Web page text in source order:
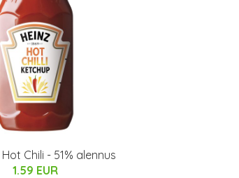
Chili - 51% alennus
1.59 EUR